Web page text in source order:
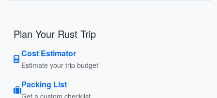
Plan Your Rust Trip
Cost Estimator
Estimate your trip budget
Packing List
Get a custom checklist